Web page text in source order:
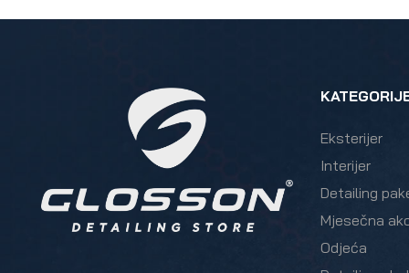
Eksterijer
Interijer
Detailing
Mjesečna
Odjeća